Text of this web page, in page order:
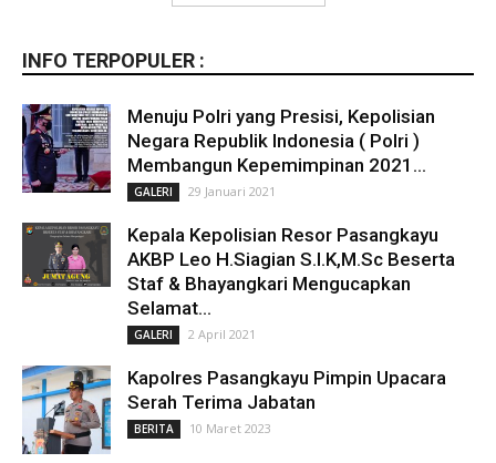
INFO TERPOPULER :
Menuju Polri yang Presisi, Kepolisian
Negara Republik Indonesia ( Polri )
Membangun Kepemimpinan 2021...
GALERI 29 Januari 2021
Kepala Kepolisian Resor Pasangkayu
AKBP Leo H.Siagian S.I.K,M.Sc Beserta
Staf & Bhayangkari Mengucapkan
Selamat...
GALERI 2 April 2021
Kapolres Pasangkayu Pimpin Upacara
Serah Terima Jabatan
BERITA 10 Maret 2023